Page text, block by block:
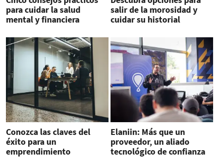
para cuidar la salud
mental y financiera
salir de la morosidad y
cuidar su historial
Conozca las claves del
éxito para un
emprendimiento
Elaniin: Más que un
proveedor, un aliado
tecnológico de confianza